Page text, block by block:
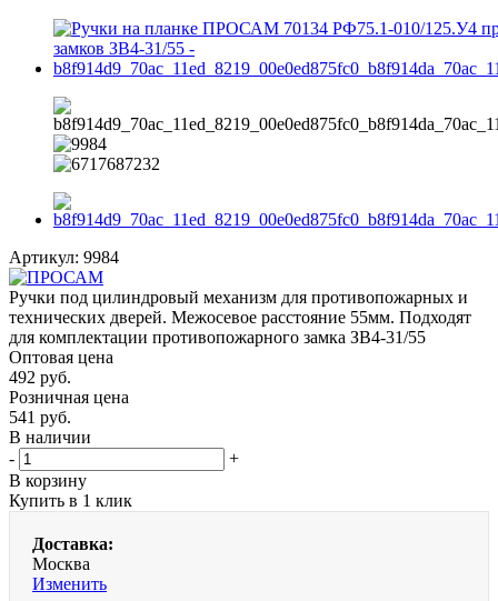
Артикул: 9984
Ручки под цилиндровый механизм для противопожарных и
технических дверей. Межосевое расстояние 55мм. Подходят
для комплектации противопожарного замка ЗВ4-31/55
Оптовая цена
492 руб.
Розничная цена
541 руб.
В наличии
-
+
В корзину
Купить в 1 клик
Доставка:
Москва
Изменить